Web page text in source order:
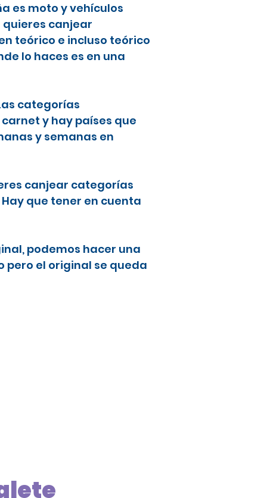
es moto y vehículos
quieres canjear
teórico e incluso teórico
lo haces es en una
categorías
y hay países que
y semanas en
canjear categorías
que tener en cuenta
podemos hacer una
pero el original se queda